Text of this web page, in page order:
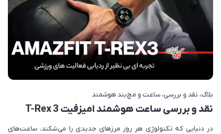
بلاگ نقد و بررسی ساعت و مچ‌بند هوشمند
نقد و بررسی ساعت هوشمند امیزفیت T-Rex 3
در دنیایی که تکنولوژی هر روز مرزهای جدیدی را می‌شکند، ساعت‌های